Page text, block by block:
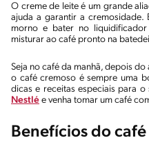
O creme de leite é um grande
ajuda a garantir a cremosidade.
morno e bater no
misturar ao café pronto na
Seja no café da manhã, depois
o café cremoso é sempre uma
dicas e receitas especiais para
Nestlé e venha tomar um café
Benefícios do café